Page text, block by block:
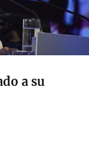
a su